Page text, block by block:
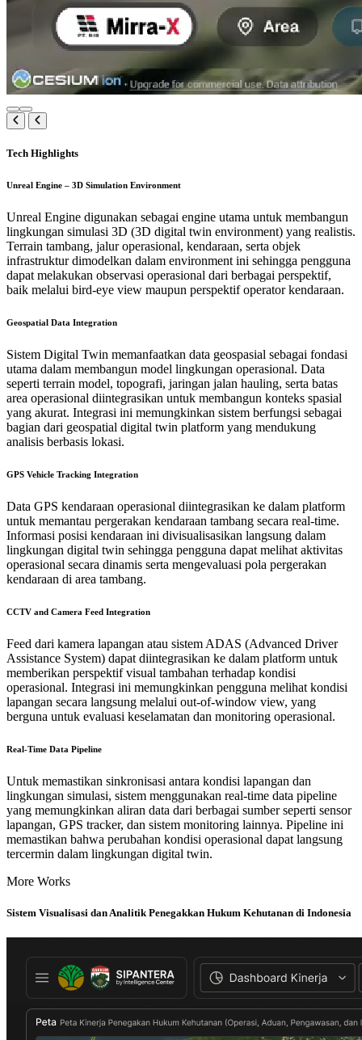
Tech Highlights
Unreal Engine – 3D Simulation Environment
Unreal Engine digunakan sebagai engine utama untuk membangun
lingkungan simulasi 3D (3D digital twin environment) yang realistis.
Terrain tambang, jalur operasional, kendaraan, serta objek
infrastruktur dimodelkan dalam environment ini sehingga pengguna
dapat melakukan observasi operasional dari berbagai perspektif,
baik melalui bird-eye view maupun perspektif operator kendaraan.
Geospatial Data Integration
Sistem Digital Twin memanfaatkan data geospasial sebagai fondasi
utama dalam membangun model lingkungan operasional. Data
seperti terrain model, topografi, jaringan jalan hauling, serta batas
area operasional diintegrasikan untuk membangun konteks spasial
yang akurat. Integrasi ini memungkinkan sistem berfungsi sebagai
bagian dari geospatial digital twin platform yang mendukung
analisis berbasis lokasi.
GPS Vehicle Tracking Integration
Data GPS kendaraan operasional diintegrasikan ke dalam platform
untuk memantau pergerakan kendaraan tambang secara real-time.
Informasi posisi kendaraan ini divisualisasikan langsung dalam
lingkungan digital twin sehingga pengguna dapat melihat aktivitas
operasional secara dinamis serta mengevaluasi pola pergerakan
kendaraan di area tambang.
CCTV and Camera Feed Integration
Feed dari kamera lapangan atau sistem ADAS (Advanced Driver
Assistance System) dapat diintegrasikan ke dalam platform untuk
memberikan perspektif visual tambahan terhadap kondisi
operasional. Integrasi ini memungkinkan pengguna melihat kondisi
lapangan secara langsung melalui out-of-window view, yang
berguna untuk evaluasi keselamatan dan monitoring operasional.
Real-Time Data Pipeline
Untuk memastikan sinkronisasi antara kondisi lapangan dan
lingkungan simulasi, sistem menggunakan real-time data pipeline
yang memungkinkan aliran data dari berbagai sumber seperti sensor
lapangan, GPS tracker, dan sistem monitoring lainnya. Pipeline ini
memastikan bahwa perubahan kondisi operasional dapat langsung
tercermin dalam lingkungan digital twin.
More Works
Sistem Visualisasi dan Analitik Penegakkan Hukum Kehutanan di Indonesia